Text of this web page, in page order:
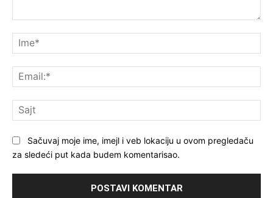
Sačuvaj moje ime, imejl i veb lokaciju u ovom pregledaču
za sledeći put kada budem komentarisao.